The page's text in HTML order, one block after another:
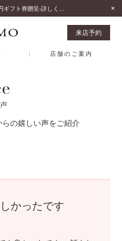
来店予約
店舗のご案内
の嬉しい声をご紹介
かったです